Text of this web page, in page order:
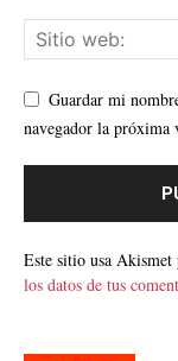
Guardar mi
navegador la próxima
Este sitio usa
los datos de tus